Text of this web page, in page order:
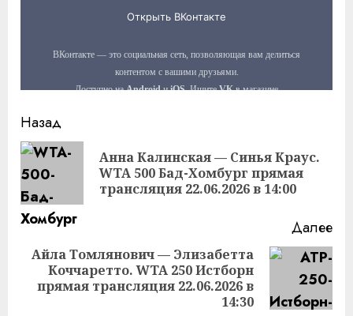
Продолжить
чтение
Назад
Анна Калинская — Синья Краус.
WTA 500 Бад-Хомбург прямая
трансляция 22.06.2026 в 14:00
Далее
Следующая
запись:
Айла Томлянович — Элизабетта
Коччаретто. WTA 250 Истборн
прямая трансляция 22.06.2026 в
14:30